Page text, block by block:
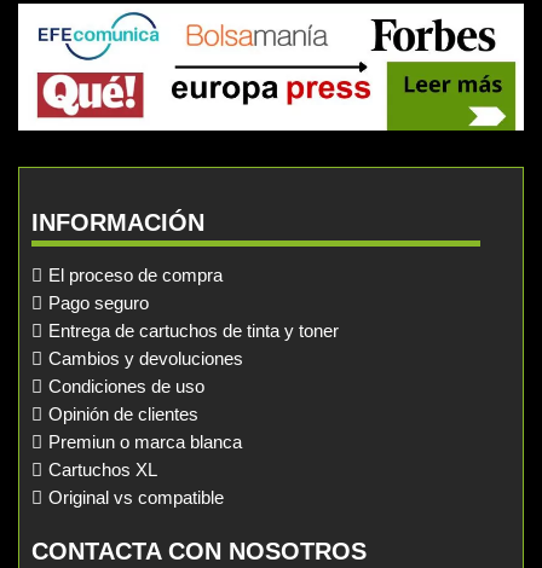
INFORMACIÓN
El proceso de compra
Pago seguro
Entrega de cartuchos de tinta y toner
Cambios y devoluciones
Condiciones de uso
Opinión de clientes
Premiun o marca blanca
Cartuchos XL
Original vs compatible
CONTACTA CON NOSOTROS